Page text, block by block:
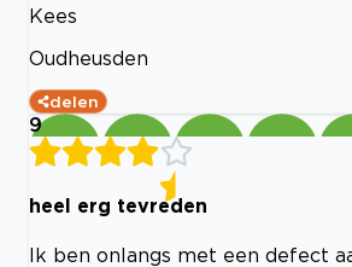
Kees
Oudheusden
delen
9
heel erg tevreden
Ik ben onlangs met een defect